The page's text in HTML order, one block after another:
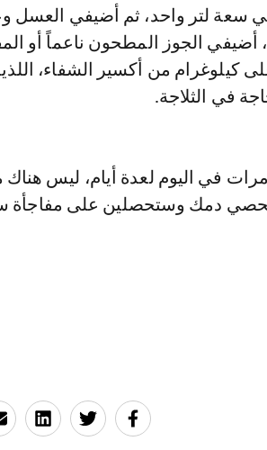
سعة لتر واحد، ثم أضيفي العسل
أضيفي الجوز المطحون ناعماً أو
كيلوغرام من أكسير الشفاء،
في الثلاجة.
في اليوم لعدة أيام، ليس هناك
دمك وستحصلين على مفاجأة